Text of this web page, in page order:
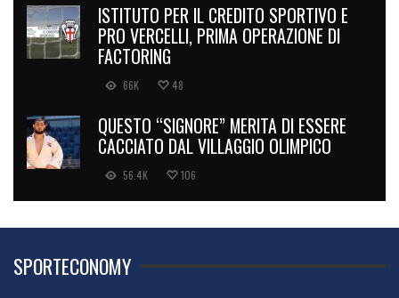
ISTITUTO PER IL CREDITO SPORTIVO E
PRO VERCELLI, PRIMA OPERAZIONE DI
FACTORING
66K 48
QUESTO “SIGNORE” MERITA DI ESSERE
CACCIATO DAL VILLAGGIO OLIMPICO
56.4K 106
SPORTECONOMY